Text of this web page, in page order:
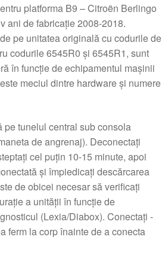
platforma B9 – Citroën Berlingo
ani de fabricație 2008-2018.
pe unitatea originală cu codurile de
codurile 6545R0 și 6545R1, sunt
în funcție de echipamentul mașinii
meciul dintre hardware și numere
pe tunelul central sub consola
de angrenaj). Deconectați
cel puțin 10-15 minute, apoi
și împiedicați descărcarea
de obicei necesar să verificați
a unității în funcție de
(Lexia/Diabox). Conectați -
ferm la corp înainte de a conecta